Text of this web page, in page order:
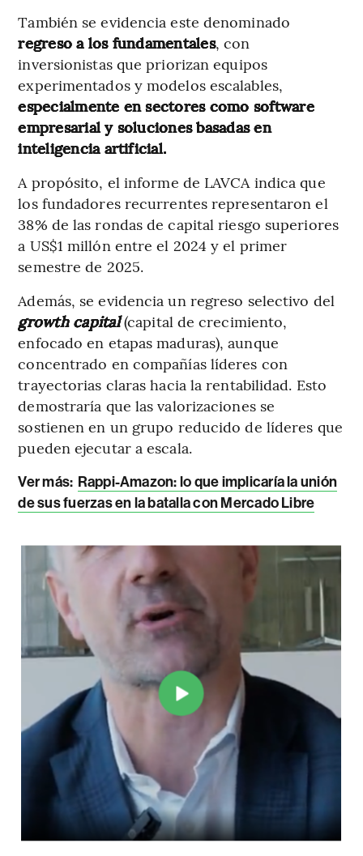
También se evidencia este denominado
regreso a los fundamentales, con
inversionistas que priorizan equipos
experimentados y modelos escalables,
especialmente en sectores como software
empresarial y soluciones basadas en
inteligencia artificial.
A propósito, el informe de LAVCA indica que
los fundadores recurrentes representaron el
38% de las rondas de capital riesgo superiores
a US$1 millón entre el 2024 y el primer
semestre de 2025.
Además, se evidencia un regreso selectivo del
growth capital(capital de crecimiento,
enfocado en etapas maduras), aunque
concentrado en compañías líderes con
trayectorias claras hacia la rentabilidad. Esto
demostraría que las valorizaciones se
sostienen en un grupo reducido de líderes que
pueden ejecutar a escala.
Ver más: Rappi-Amazon: lo que implicaría la unión
de sus fuerzas en la batalla con Mercado Libre